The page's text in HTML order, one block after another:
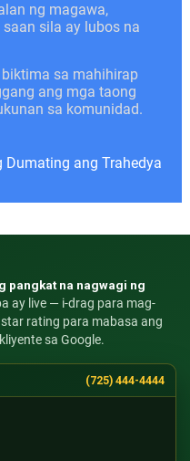
ng magawa,
sila ay lubos na
sa mahihirap
ang mga taong
sa komunidad.
Dumating ang Trahedya
pangkat na nagwagi ng
ay live — i-drag para mag-
rating para mabasa ang
sa Google.
(725) 444-4444